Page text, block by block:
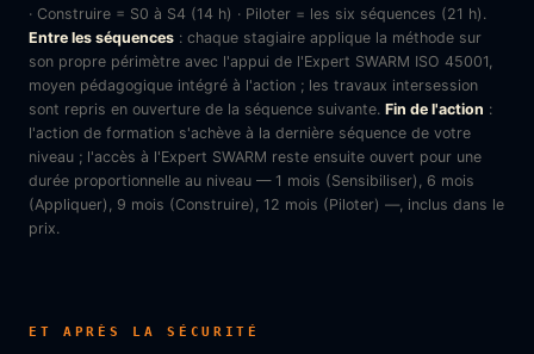
· Construire = S0 à S4 (14 h) · Piloter = les six séquences (21 h).
Entre les séquences : chaque stagiaire applique la méthode sur
son propre périmètre avec l'appui de l'Expert SWARM ISO 45001,
moyen pédagogique intégré à l'action ; les travaux intersession
sont repris en ouverture de la séquence suivante. Fin de l'action :
l'action de formation s'achève à la dernière séquence de votre
niveau ; l'accès à l'Expert SWARM reste ensuite ouvert pour une
durée proportionnelle au niveau — 1 mois (Sensibiliser), 6 mois
(Appliquer), 9 mois (Construire), 12 mois (Piloter) —, inclus dans le
prix.
ET APRÈS LA SÉCURITÉ